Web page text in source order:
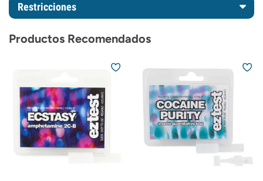
Restricciones
Productos Recomendados